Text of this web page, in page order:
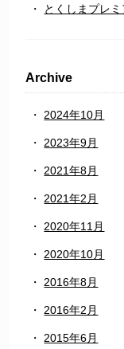
とくしまプレ
Archive
2024年10月
2023年9月
2021年8月
2021年2月
2020年11月
2020年10月
2016年8月
2016年2月
2015年6月